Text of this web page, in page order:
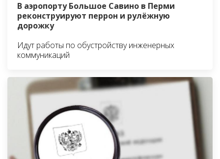
В аэропорту Большое Савино в Перми
реконструируют перрон и рулёжную
дорожку
Идут работы по обустройству инженерных
коммуникаций